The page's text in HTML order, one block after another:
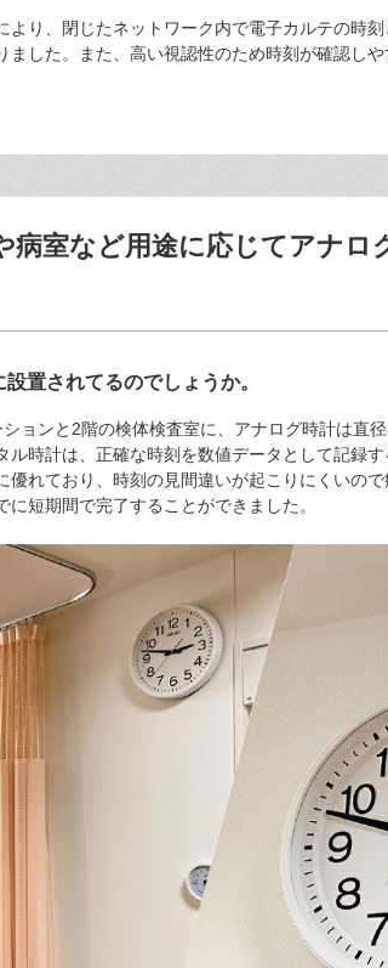
り、閉じたネットワーク内で電子カルテの時
した。また、高い視認性のため時刻が確認しや
病室など用途に応じてアナ
されてるのでしょうか。
ョンと2階の検体検査室に、アナログ時計は直
ル時計は、正確な時刻を数値データとして記録
れており、時刻の見間違いが起こりにくいの
短期間で完了することができました。